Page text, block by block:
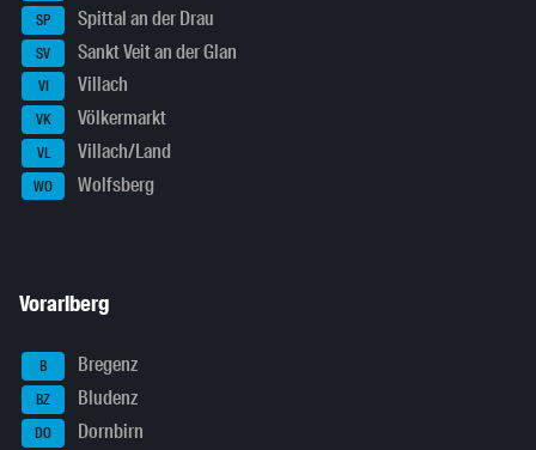
SP Spittal an der Drau
SV Sankt Veit an der Glan
VI Villach
VK Völkermarkt
VL Villach/Land
WO Wolfsberg
Vorarlberg
B Bregenz
BZ Bludenz
DO Dornbirn